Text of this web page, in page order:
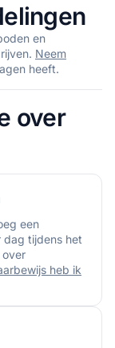
en
Neem
heeft.
over
een
dag tijdens het
over
heb ik